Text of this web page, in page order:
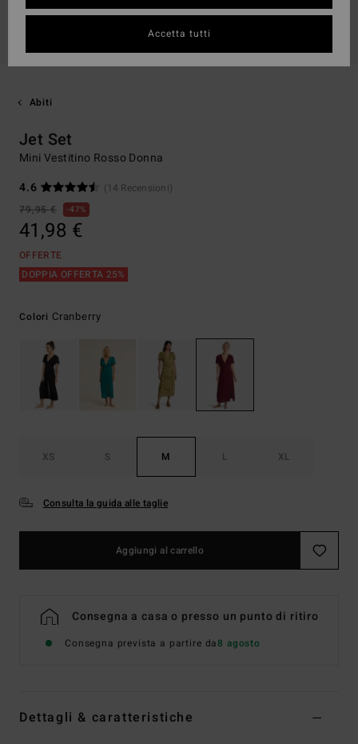
Abiti
Jet Set
Mini Vestitino Rosso Donna
4.6
(14 Recensioni)
79,95 €
47%
41,98 €
OFFERTE
DOPPIA OFFERTA 25%
Colori Cranberry
XS S M L XL
Consulta la guida alle taglie
Aggiungi al carrello
Consegna a casa o presso un punto di ritiro
Consegna prevista a partire da8 agosto
Dettagli & caratteristiche
Accetta tutti